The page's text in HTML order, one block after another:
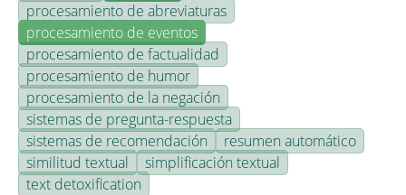
procesamiento de abreviaturas
procesamiento de eventos
procesamiento de factualidad
procesamiento de humor
procesamiento de la negación
sistemas de pregunta-respuesta
sistemas de recomendación
resumen automático
similitud textual
simplificación textual
text detoxification